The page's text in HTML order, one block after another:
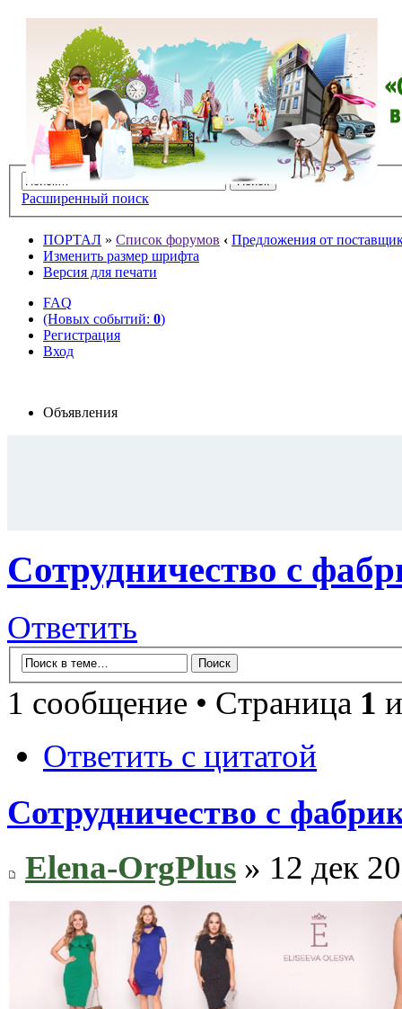
Расширенный поиск
ПОРТАЛ » Список форумов ‹ Предложения от
Изменить размер шрифта
Версия для печати
FAQ
(Новых событий: 0)
Регистрация
Вход
Объявления
Сотрудничество с
Ответить
1 сообщение • Страница 1
Ответить с цитатой
Сотрудничество с
Elena-OrgPlus » 12 дек